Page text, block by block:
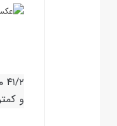
و کمتر از ۱۴ میلیون به